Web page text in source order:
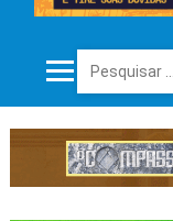
Pesquisar por: